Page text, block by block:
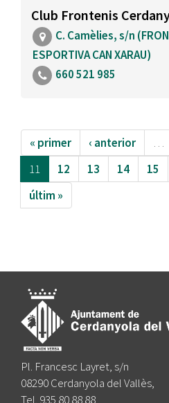
Club Frontenis
C. Camèlies, s/n
ESPORTIVA CAN XARAU)
660 521 985
« primer ‹ anterior …
11
12 13 14 15
últim »
Pl. Francesc Layret, s/n
08290 Cerdanyola del Vallès,
Tel. 935 80 88 88